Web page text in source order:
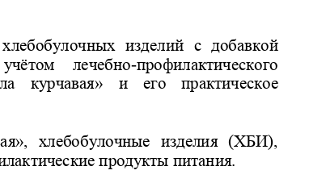
хлебобулочных  изделий  с  добавкой
лечебно профилактического
курчавая»  и  его  практическое
хлебобулочные  изделия  (ХБИ),
продукты питания.